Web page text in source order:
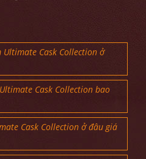
Cask Collection ở
Cask Collection bao
Cask Collection ở đâu giá